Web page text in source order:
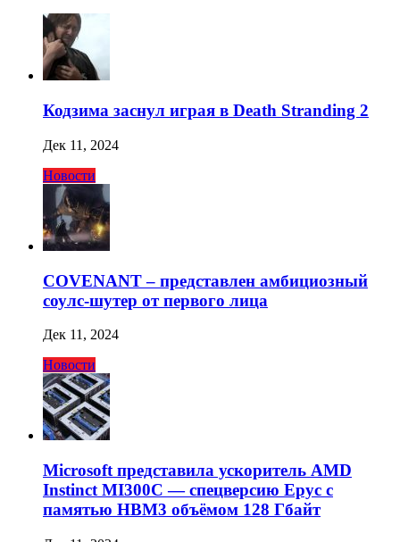
Кодзима заснул играя в Death Stranding 2
Дек 11, 2024
Новости
COVENANT – представлен амбициозный
соулс-шутер от первого лица
Дек 11, 2024
Новости
Microsoft представила ускоритель AMD
Instinct MI300C — спецверсию Epyc с
памятью HBM3 объёмом 128 Гбайт